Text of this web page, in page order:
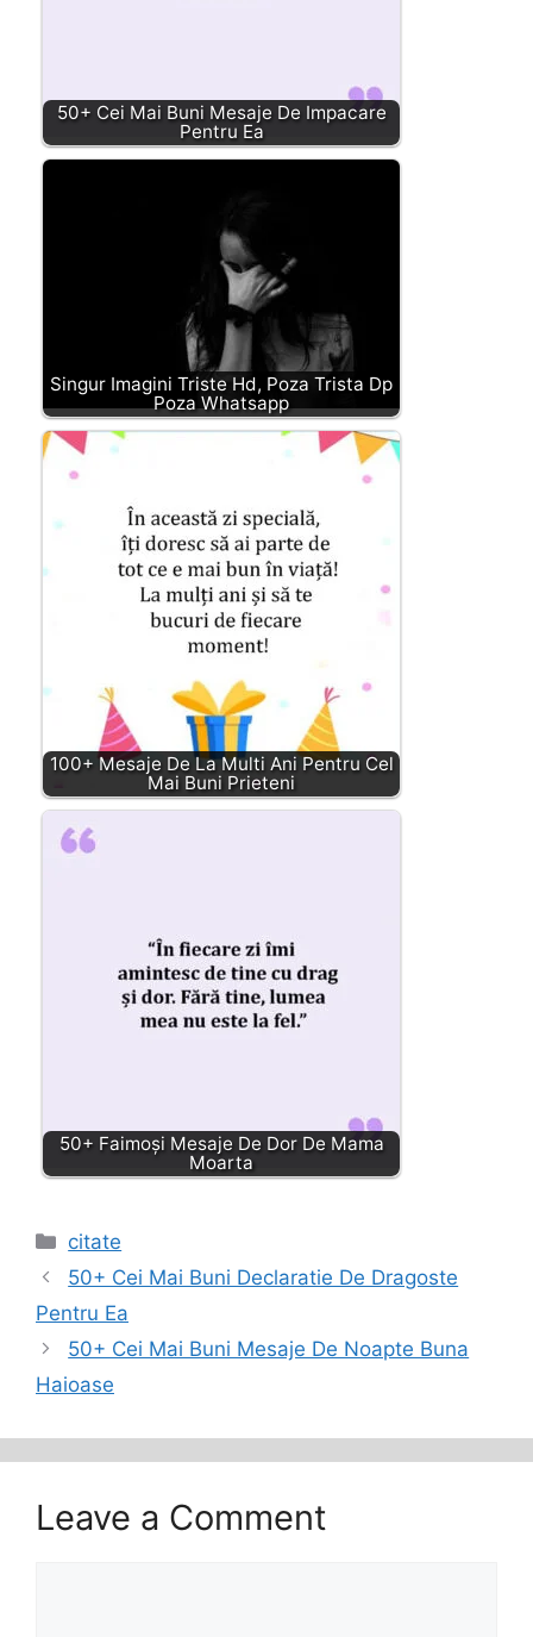
50+ Cei Mai Buni Mesaje De Impacare
Pentru Ea
Singur Imagini Triste Hd, Poza Trista Dp
Poza Whatsapp
100+ Mesaje De La Multi Ani Pentru Cel
Mai Buni Prieteni
50+ Faimoși Mesaje De Dor De Mama
Moarta
Categories
citate
50+ Cei Mai Buni Declaratie De Dragoste
Pentru Ea
50+ Cei Mai Buni Mesaje De Noapte Buna
Haioase
Leave a Comment